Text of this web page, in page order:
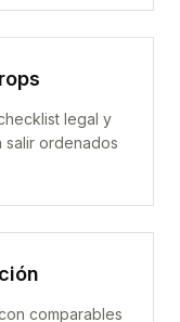
legal y
ordenados
comparables